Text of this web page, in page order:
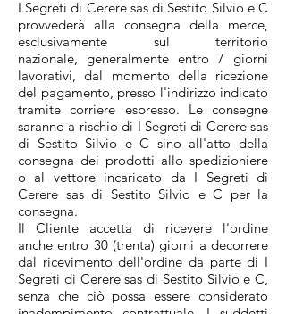
I Segreti di Cerere sas di Sestito Silvio e C
provvederà alla consegna della merce,
esclusivamente sul territorio
nazionale, generalmente entro 7 giorni
lavorativi, dal momento della ricezione
del pagamento, presso l'indirizzo indicato
tramite corriere espresso. Le consegne
saranno a rischio di I Segreti di Cerere sas
di Sestito Silvio e C sino all'atto della
consegna dei prodotti allo spedizioniere
o al vettore incaricato da I Segreti di
Cerere sas di Sestito Silvio e C per la
consegna.
Il Cliente accetta di ricevere l'ordine
anche entro 30 (trenta) giorni a decorrere
dal ricevimento dell'ordine da parte di I
Segreti di Cerere sas di Sestito Silvio e C,
senza che ciò possa essere considerato